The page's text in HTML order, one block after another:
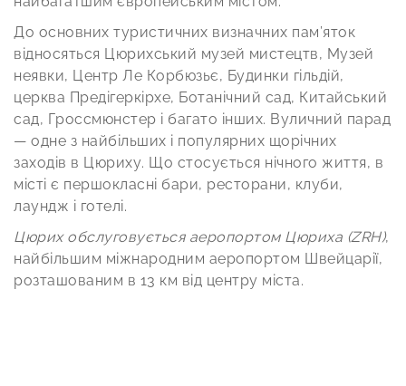
До основних туристичних визначних пам’яток
відносяться Цюрихський музей мистецтв, Музей
неявки, Центр Ле Корбюзьє, Будинки гільдій,
церква Предігеркірхе, Ботанічний сад, Китайський
сад, Гроссмюнстер і багато інших. Вуличний парад
— одне з найбільших і популярних щорічних
заходів в Цюриху. Що стосується нічного життя, в
місті є першокласні бари, ресторани, клуби,
лаундж і готелі.
Цюрих обслуговується аеропортом Цюриха (ZRH),
найбільшим міжнародним аеропортом Швейцарії,
розташованим в 13 км від центру міста.